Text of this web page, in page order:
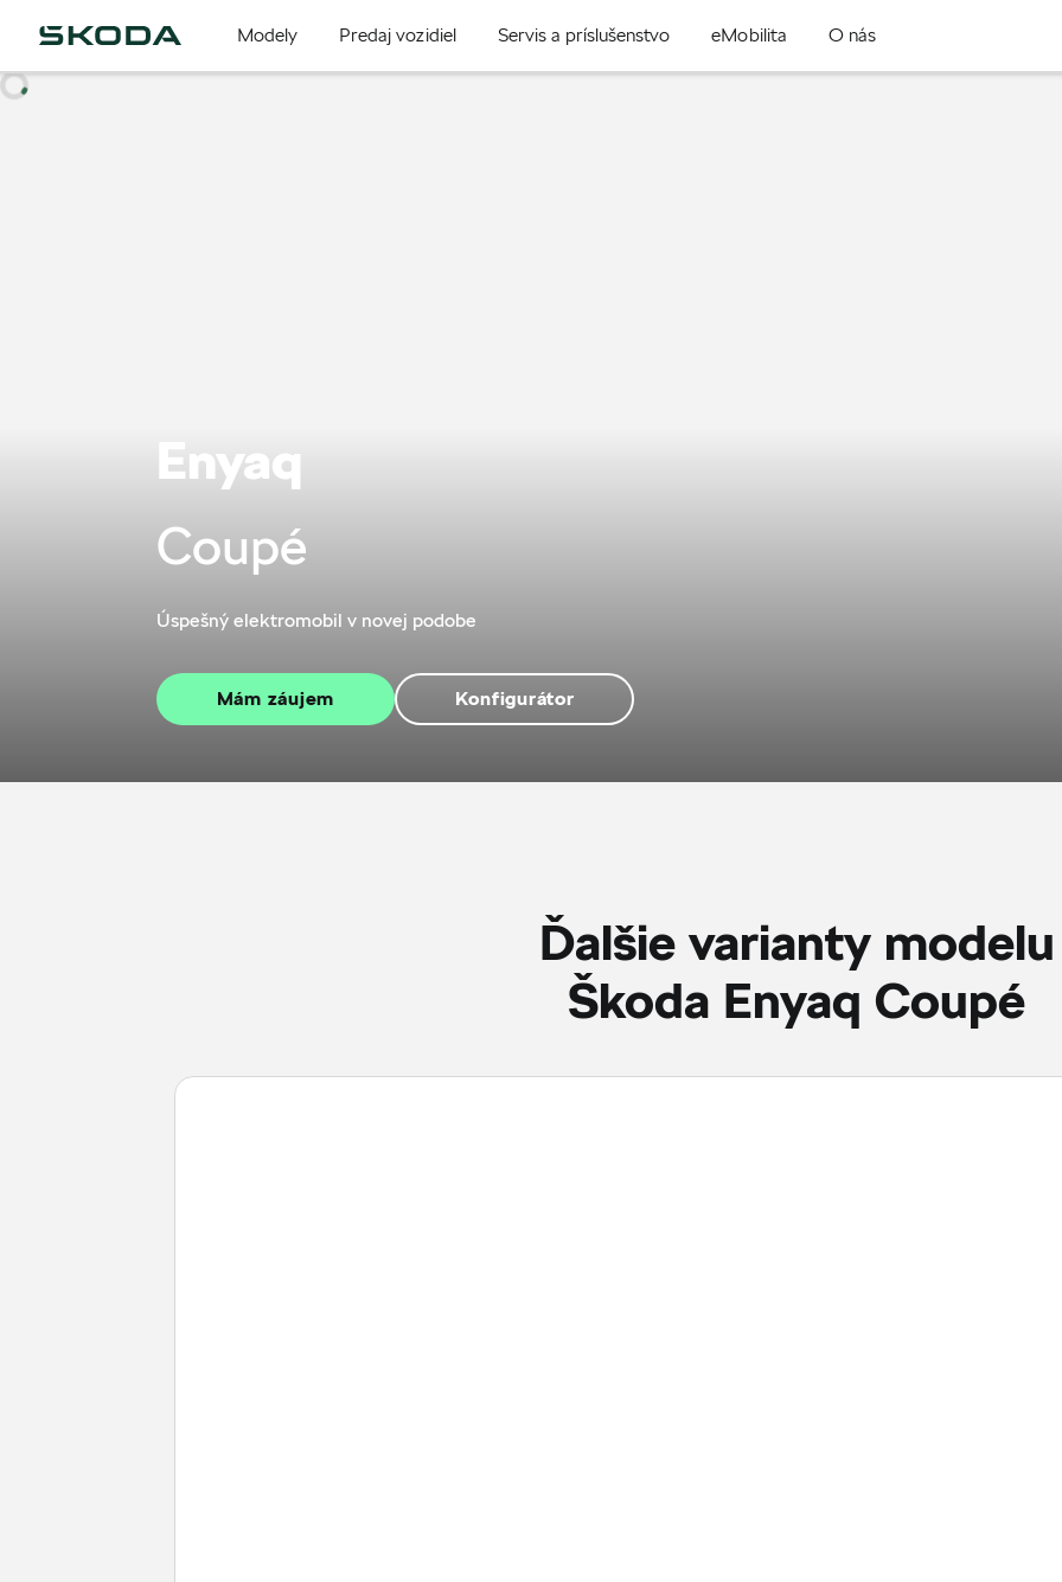
Modely Predaj vozidiel Servis a príslušenstvo eMobilita O nás
Enyaq
Coupé
Úspešný elektromobil v novej podobe
Mám záujem Konfigurátor
Ďalšie varianty modelu
Škoda Enyaq Coupé